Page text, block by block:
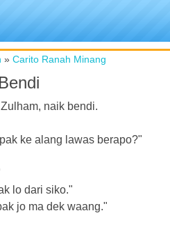
» Carito Ranah Minang
naik bendi.
ke alang lawas berapo?"
lo dari siko."
jo ma dek waang."